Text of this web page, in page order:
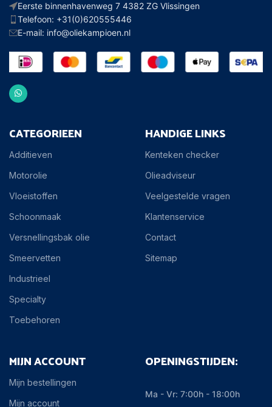
Eerste binnenhavenweg 7 4382 ZG Vlissingen
Telefoon: +31(0)620555446
E-mail: info@oliekampioen.nl
CATEGORIEEN
Additieven
Motorolie
Vloeistoffen
Schoonmaak
Versnellingsbak olie
Smeervetten
Industrieel
Specialty
Toebehoren
HANDIGE LINKS
Kenteken checker
Olieadviseur
Veelgestelde vragen
Klantenservice
Contact
Sitemap
MIJN ACCOUNT
Mijn bestellingen
Mijn account
OPENINGSTIJDEN:
Ma - Vr: 7:00h - 18:00h